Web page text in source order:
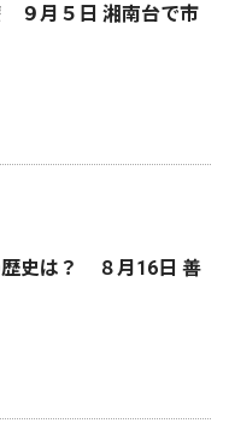
９月５日 湘南台で市
歴史は？ ８月16日 善